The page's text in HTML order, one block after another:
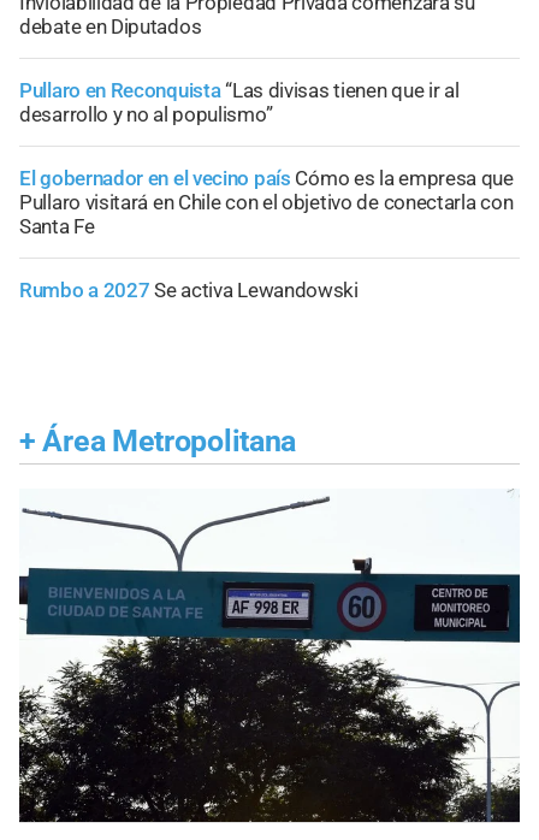
debate en Diputados
Pullaro en Reconquista“Las divisas tienen que ir al
desarrollo y no al populismo”
El gobernador en el vecino país Cómo es la empresa que
Pullaro visitará en Chile con el objetivo de conectarla con
Santa Fe
Rumbo a 2027 Se activa Lewandowski
+ Área Metropolitana